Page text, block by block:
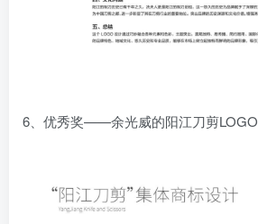
6、优秀奖——余光威的阳江刀剪LOGO